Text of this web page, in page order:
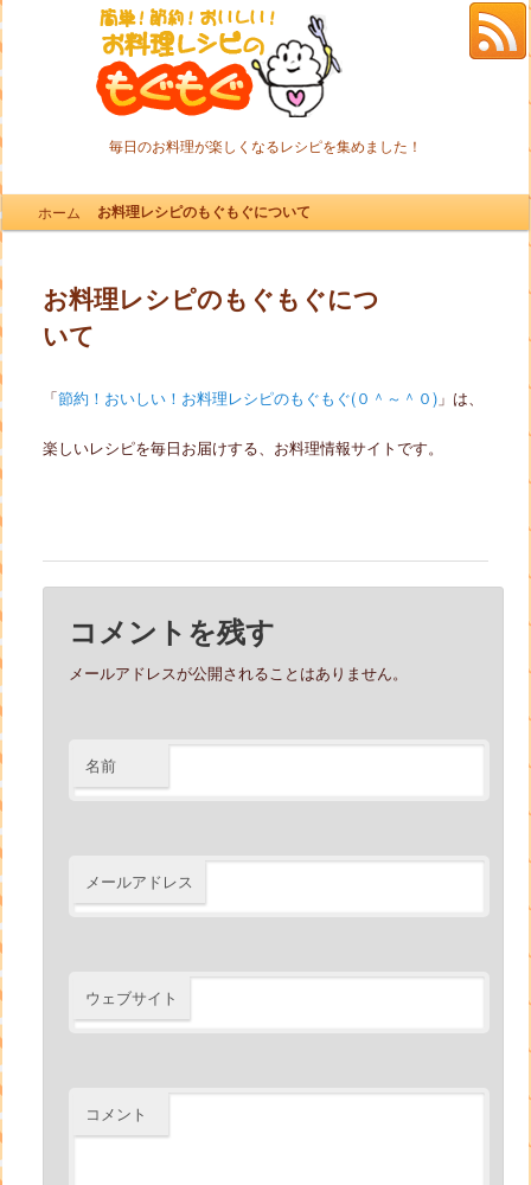
毎日のお料理が楽しくなるレシピを集めました！
メインメニュー
メインコンテンツへ移動
サブコンテンツへ移動
ホーム お料理レシピのもぐもぐについて
お料理レシピのもぐもぐにつ
いて
「節約！おいしい！お料理レシピのもぐもぐ(０＾～＾０)」は、
楽しいレシピを毎日お届けする、お料理情報サイトです。
コメントを残す
メールアドレスが公開されることはありません。
名前
メールアドレス
ウェブサイト
コメント